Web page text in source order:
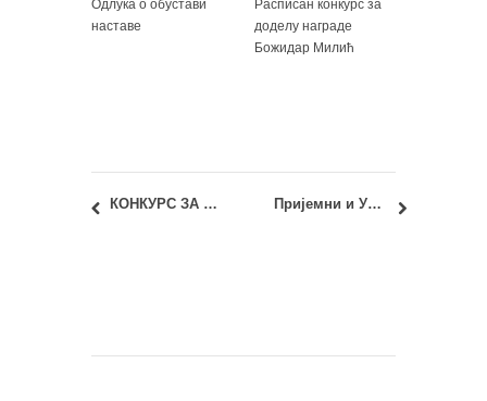
Одлука о обустави
наставе
Расписан конкурс за
доделу награде
Божидар Милић
КОНКУРС ЗА ДОДЕЛУ „НАГРАДЕ МИЛИВОЈА ЈОВАНОВИЋА И ЛУКЕ ЋЕЛОВИЋА“ Пријемни и Упис 2025: Мастер академске студије – Списак пријављених кандидата